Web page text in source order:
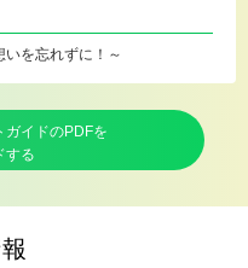
を忘れずに！～
ガイドのPDFを
する